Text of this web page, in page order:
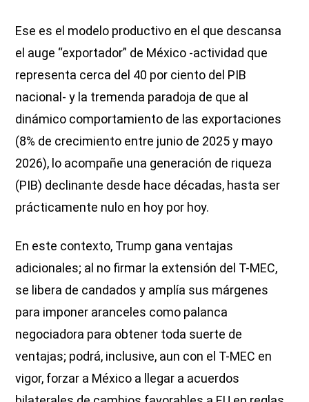
Ese es el modelo productivo en el que descansa
el auge “exportador” de México -actividad que
representa cerca del 40 por ciento del PIB
nacional- y la tremenda paradoja de que al
dinámico comportamiento de las exportaciones
(8% de crecimiento entre junio de 2025 y mayo
2026), lo acompañe una generación de riqueza
(PIB) declinante desde hace décadas, hasta ser
prácticamente nulo en hoy por hoy.
En este contexto, Trump gana ventajas
adicionales; al no firmar la extensión del T-MEC,
se libera de candados y amplía sus márgenes
para imponer aranceles como palanca
negociadora para obtener toda suerte de
ventajas; podrá, inclusive, aun con el T-MEC en
vigor, forzar a México a llegar a acuerdos